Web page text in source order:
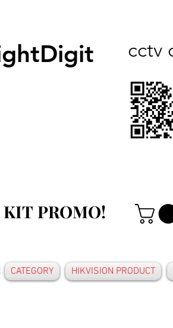
cctv
PROMO!
PROMO!
CATEGORY HIKVISION PRODUCT